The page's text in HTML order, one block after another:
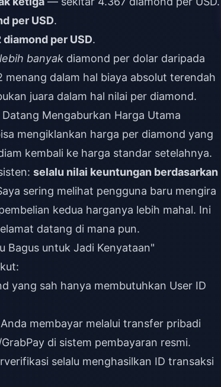
per USD.
per USD.
lebih banyak diamond per dolar daripada
dalam hal biaya absolut terendah
juara dalam hal nilai per diamond.
Mengaburkan Harga Utama
mengiklankan harga per diamond yang
kembali ke harga standar setelahnya.
selalu nilai keuntungan berdasarkan
sering melihat pengguna baru mengira
kedua harganya lebih mahal. Ini
datang di mana pun.
Bagus untuk Jadi Kenyataan"
yang sah hanya membutuhkan User ID
membayar melalui transfer pribadi
di sistem pembayaran resmi.
selalu menghasilkan ID transaksi